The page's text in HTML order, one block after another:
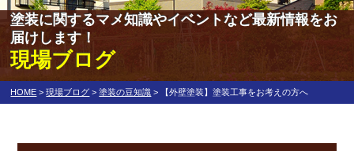
塗装に関するマメ知識やイベントなど最新情報をお
届けします！
現場ブログ
HOME >現場ブログ >塗装の豆知識 > 【外壁塗装】塗装工事をお考えの方へ